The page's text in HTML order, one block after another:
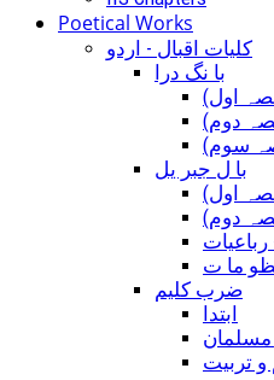
Poetical Works
کلیات اقبال - اردو
با نگ درا
اول
دوم
سوم
با ل جبر یل
اول
دوم
ما ت
ضرب کلیم
ابتدا
مسلمان
و تربیت